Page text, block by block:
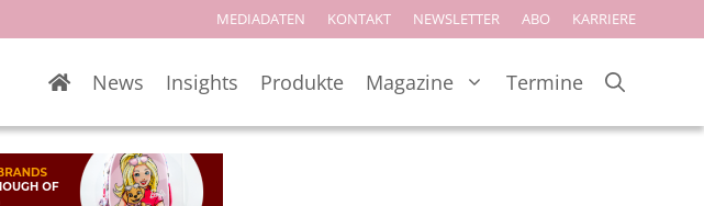
MEDIADATEN KONTAKT NEWSLETTER ABO KARRIERE
News Insights Produkte Magazine Termine